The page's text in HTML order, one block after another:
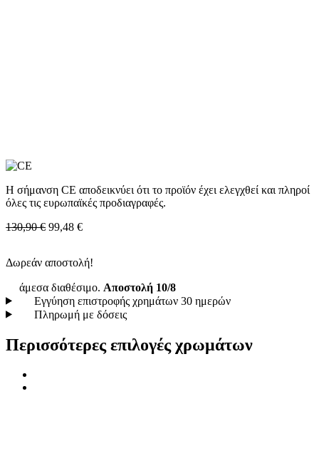
Η σήμανση CE αποδεικνύει ότι το προϊόν έχει ελεγχθεί και πληροί
όλες τις ευρωπαϊκές προδιαγραφές.
130,90 € 99,48 €
Δωρεάν αποστολή!
άμεσα διαθέσιμο. Αποστολή 10/8
Εγγύηση επιστροφής χρημάτων 30 ημερών
Πληρωμή με δόσεις
Περισσότερες επιλογές χρωμάτων